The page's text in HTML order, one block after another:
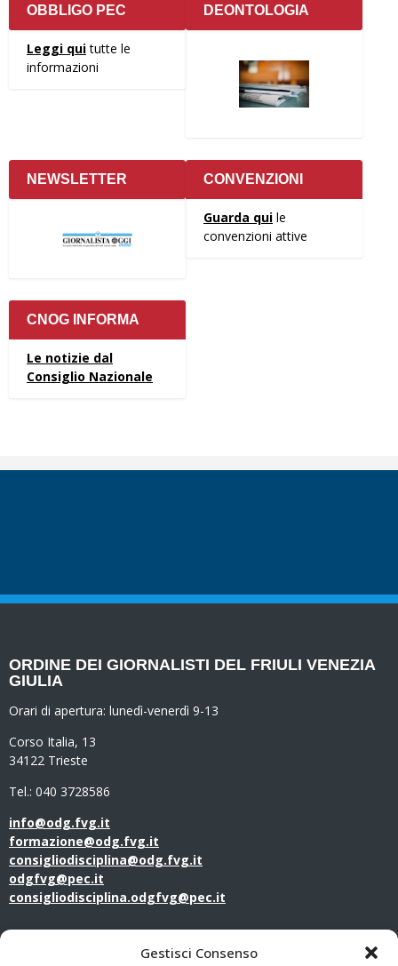
Gestisci Consenso
OBBLIGO PEC
Leggi quitutte le
informazioni
DEONTOLOGIA
NEWSLETTER CONVENZIONI
Guarda qui le
convenzioni attive
CNOG INFORMA
Le notizie dal
Consiglio Nazionale
ORDINE DEI GIORNALISTI DEL FRIULI VENEZIA
GIULIA
Orari di apertura: lunedì-venerdì 9-13
Corso Italia, 13
34122 Trieste
Tel.: 040 3728586
info@odg.fvg.it
formazione@odg.fvg.it
consigliodisciplina@odg.fvg.it
odgfvg@pec.it
consigliodisciplina.odgfvg@pec.it